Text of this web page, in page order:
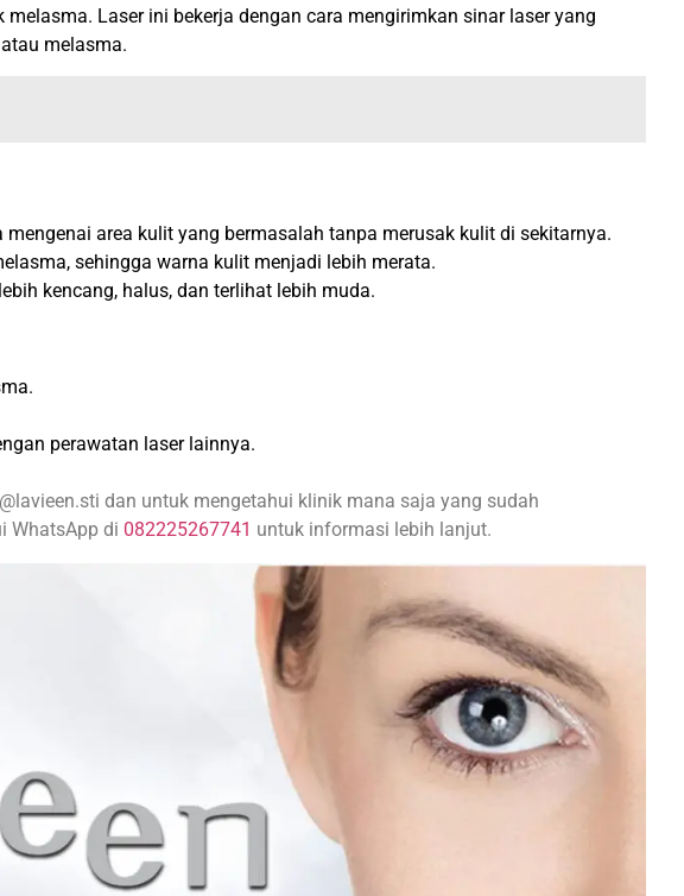
Laser ini bekerja dengan cara mengirimkan sinar laser yang
melasma.
area kulit yang bermasalah tanpa merusak kulit di sekitarnya.
sehingga warna kulit menjadi lebih merata.
kencang, halus, dan terlihat lebih muda.
perawatan laser lainnya.
@lavieen.sti dan untuk mengetahui klinik mana saja yang sudah
WhatsApp di 082225267741 untuk informasi lebih lanjut.